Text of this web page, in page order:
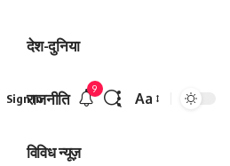
देश-दुनिया
राजनीति
विविध न्यूज़
Sign In
9
Font
Aa